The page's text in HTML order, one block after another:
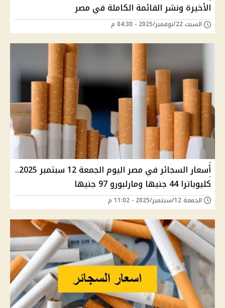
الأخيرة ونشر القائمة الكاملة في مصر
السبت 22/نوفمبر/2025 - 04:30 م
أسعار السجائر في مصر اليوم الجمعة 12 سبتمبر 2025..
كليوباترا 44 جنيها ومارلبورو 97 جنيها
الجمعة 12/سبتمبر/2025 - 11:02 م